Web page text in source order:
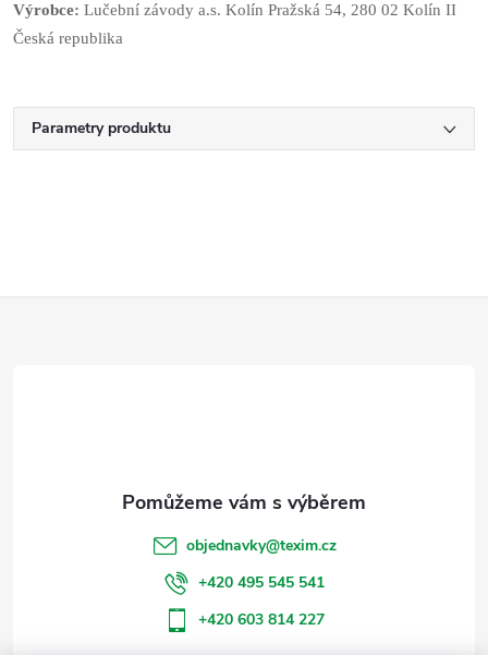
Výrobce: Lučební závody a.s. Kolín Pražská 54, 280 02 Kolín II
Česká republika
Parametry produktu
objednavky@texim.cz
+420 495 545 541
+420 603 814 227